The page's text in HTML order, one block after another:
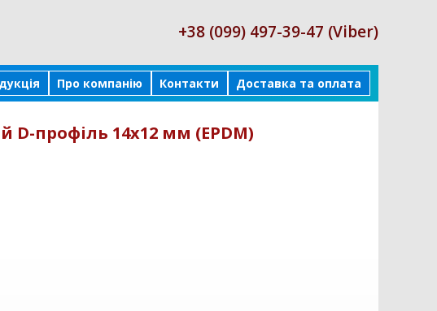
+38 (099) 497-39-47 (Viber)
Про компанію Контакти Доставка та оплата
профіль 14х12 мм (EPDM)